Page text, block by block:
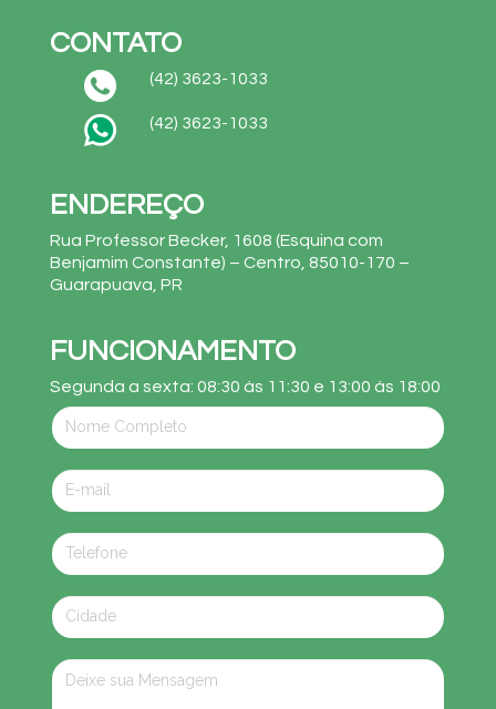
CONTATO
(42) 3623-1033
(42) 3623-1033
ENDEREÇO
Rua Professor Becker, 1608 (Esquina com
Benjamim Constante) – Centro, 85010-170 –
Guarapuava, PR
FUNCIONAMENTO
Segunda a sexta: 08:30 às 11:30 e 13:00 às 18:00